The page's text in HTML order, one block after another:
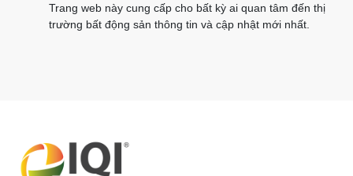
Trang web này cung cấp cho bất kỳ ai quan tâm đến thị
trường bất động sản thông tin và cập nhật mới nhất.